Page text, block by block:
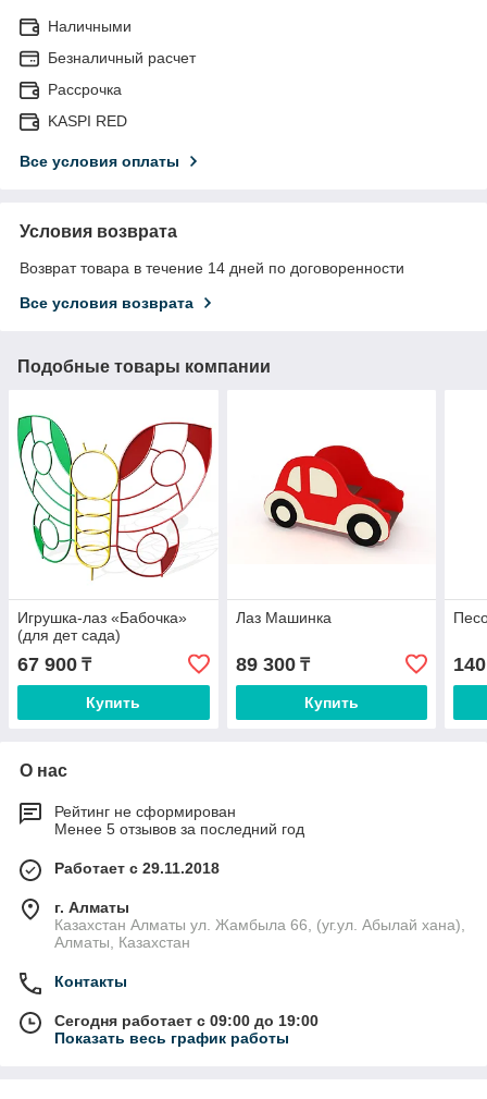
Наличными
Безналичный расчет
Рассрочка
KASPI RED
Все условия оплаты
Условия возврата
Возврат товара в течение 14 дней по договоренности
Все условия возврата
Подобные товары компании
Игрушка-лаз «Бабочка»
(для дет сада)
67 900 ₸
Купить
Лаз Машинка
89 300₸
Купить
О нас
Рейтинг не сформирован
Менее 5 отзывов за последний год
Работает с 29.11.2018
г. Алматы
Казахстан Алматы ул. Жамбыла 66, (уг.ул. Абылай хана),
Алматы, Казахстан
Контакты
Сегодня работает с 09:00 до 19:00
Показать весь график работы